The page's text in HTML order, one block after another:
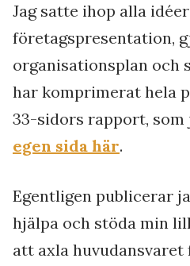
Jag satte ihop alla
företagspresentation,
organisationsplan och
har komprimerat hela
33-sidors rapport,
egen sida här.
Egentligen publicerar
hjälpa och stöda min
att axla